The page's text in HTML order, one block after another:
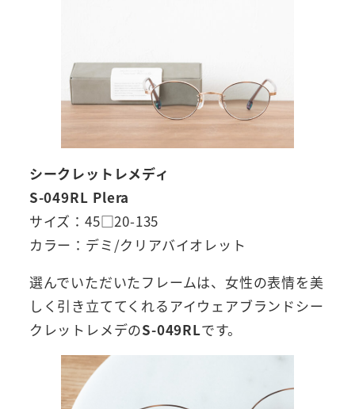
シークレットレメディ
S-049RL Plera
サイズ：45□20-135
カラー：デミ/クリアバイオレット
選んでいただいたフレームは、女性の表情を美
しく引き立ててくれるアイウェアブランドシー
クレットレメデのS-049RLです。